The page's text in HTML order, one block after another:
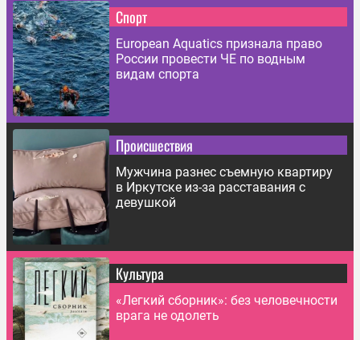
Спорт
European Aquatics признала право
России провести ЧЕ по водным
видам спорта
Происшествия
Мужчина разнес съемную квартиру
в Иркутске из-за расставания с
девушкой
Культура
«Легкий сборник»: без человечности
врага не одолеть